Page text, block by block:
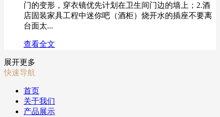
门的变形，穿衣镜优先计划在卫生间门边的墙上；2.酒
店固装家具工程中迷你吧（酒柜）烧开水的插座不要离
台面太...
查看全文
展开更多
快速导航
首页
关于我们
产品展示